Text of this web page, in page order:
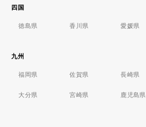
四国
徳島県 香川県 愛媛県
九州
福岡県 佐賀県 長崎県
大分県 宮崎県 鹿児島県